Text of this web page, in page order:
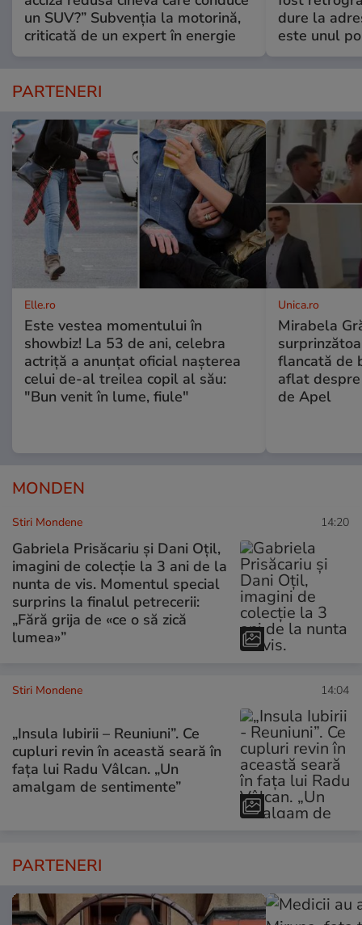
un SUV?” Subvenția la motorină,
criticată de un expert în energie
dure la
este unul
PARTENERI
Elle.ro
Este vestea momentului în
showbiz! La 53 de ani, celebra
actriță a anunțat oficial nașterea
celui de-al treilea copil al său:
"Bun venit în lume, fiule"
Unica.ro
Mirabela
flancată de
aflat
de Apel
MONDEN
Stiri Mondene 14:20
Gabriela Prisăcariu și Dani Oțil,
imagini de colecție la 3 ani de la
nunta de vis. Momentul special
surprins la finalul petrecerii:
„Fără grija de «ce o să zică
lumea»”
Stiri Mondene 14:04
„Insula Iubirii – Reuniuni”. Ce
cupluri revin în această seară în
fața lui Radu Vâlcan. „Un
amalgam de sentimente”
PARTENERI